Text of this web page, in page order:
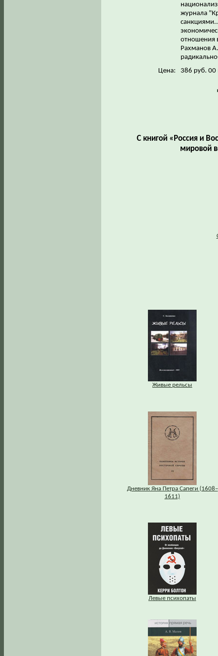
журнала
отношения
Рахманов
Цена:
386 руб. 00
С книгой «Россия и
мировой
Живые рельсы
Дневник Яна Петра Сапеги (1608–
1611)
Левые психопаты